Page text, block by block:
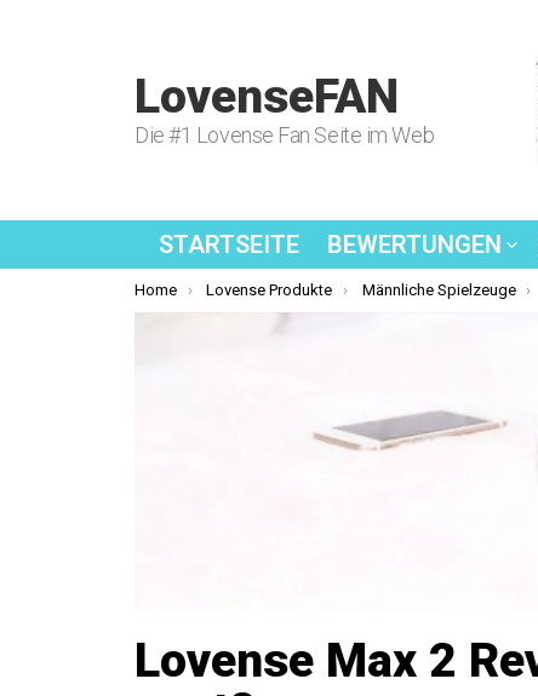
LovenseFAN
Die #1 Lovense Fan Seite im Web
STARTSEITE BEWERTUNGEN
You are here:
Home Lovense Produkte Männliche Spielzeuge
Lovense Max 2